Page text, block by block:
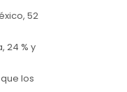
52
24 % y
los